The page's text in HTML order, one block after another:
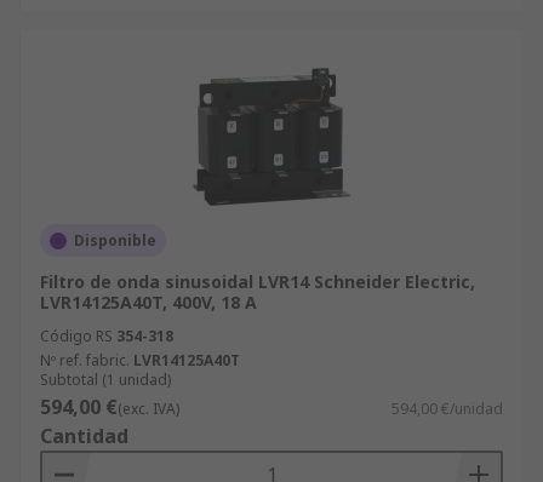
Disponible
Filtro de onda sinusoidal LVR14 Schneider Electric,
LVR14125A40T, 400V, 18 A
Código RS 354-318
Nº ref. fabric. LVR14125A40T
Subtotal (1 unidad)
594,00 €(exc. IVA) 594,00 €/unidad
Cantidad